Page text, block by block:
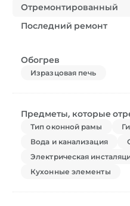
Отремонтированный
Последний ремонт
Обогрев
Изразцовая печь
Предметы, которые
Тип оконной рамы
Вода и канализация
Электрическая
Кухонные элементы